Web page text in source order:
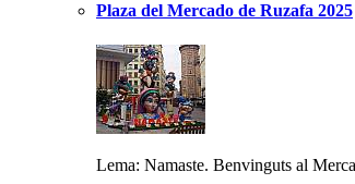
Plaza del Mercado de Ruzafa 2025
Lema: Namaste. Benvinguts al